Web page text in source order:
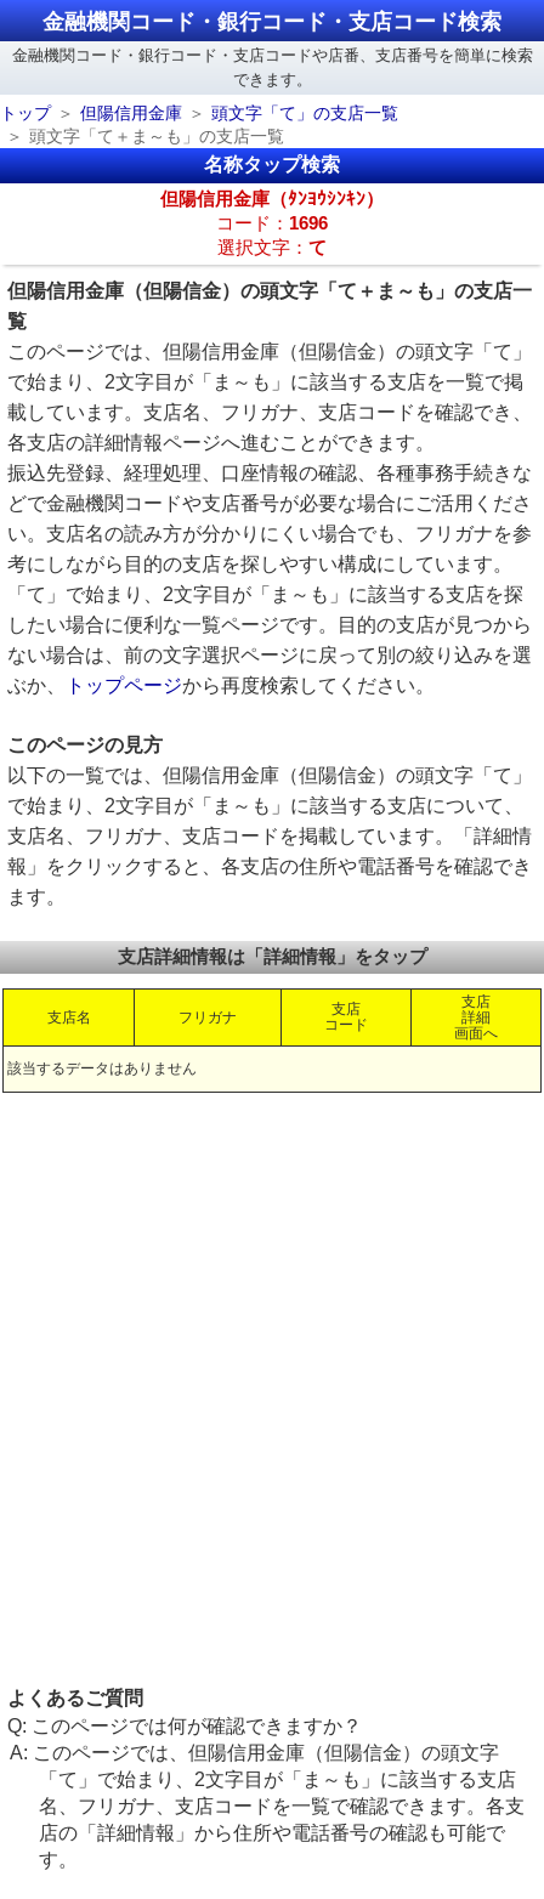
金融機関コード・銀行コード・支店コード検索
金融機関コード・銀行コード・支店コードや店番、支店番号を簡単に検索
できます。
トップ
但陽信用金庫
頭文字「て」の支店一覧
頭文字「て＋ま～も」の支店一覧
名称タップ検索
但陽信用金庫（ﾀﾝﾖｳｼﾝｷﾝ）
コード： 1696
選択文字： て
但陽信用金庫（但陽信金）の頭文字「て＋ま～も」の支店一
覧
このページでは、但陽信用金庫（但陽信金）の頭文字「て」
で始まり、2文字目が「ま～も」に該当する支店を一覧で掲
載しています。支店名、フリガナ、支店コードを確認でき、
各支店の詳細情報ページへ進むことができます。
振込先登録、経理処理、口座情報の確認、各種事務手続きな
どで金融機関コードや支店番号が必要な場合にご活用くださ
い。支店名の読み方が分かりにくい場合でも、フリガナを参
考にしながら目的の支店を探しやすい構成にしています。
「て」で始まり、2文字目が「ま～も」に該当する支店を探
したい場合に便利な一覧ページです。目的の支店が見つから
ない場合は、前の文字選択ページに戻って別の絞り込みを選
ぶか、
トップページから再度検索してください。
このページの見方
以下の一覧では、但陽信用金庫（但陽信金）の頭文字「て」
で始まり、2文字目が「ま～も」に該当する支店について、
支店名、フリガナ、支店コードを掲載しています。「詳細情
報」をクリックすると、各支店の住所や電話番号を確認でき
ます。
支店詳細情報は「詳細情報」をタップ
支店名 フリガナ
支店
コード
支店
詳細
画面へ
該当するデータはありません
よくあるご質問
このページでは何が確認できますか？
このページでは、但陽信用金庫（但陽信金）の頭文字
「て」で始まり、2文字目が「ま～も」に該当する支店
名、フリガナ、支店コードを一覧で確認できます。各支
店の「詳細情報」から住所や電話番号の確認も可能で
す。